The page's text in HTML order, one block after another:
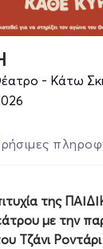
- Κάτω Σκηνή,
της
με την
Τζάνι